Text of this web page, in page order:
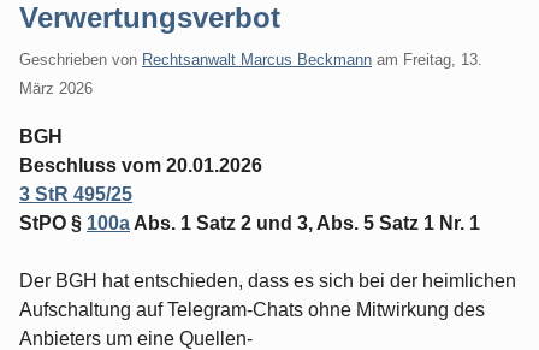
Verwertungsverbot
Geschrieben von Rechtsanwalt Marcus Beckmann am Freitag, 13.
März 2026
BGH
Beschluss vom 20.01.2026
3 StR 495/25
StPO § 100a Abs. 1 Satz 2 und 3, Abs. 5 Satz 1 Nr. 1
Der BGH hat entschieden, dass es sich bei der heimlichen
Aufschaltung auf Telegram-Chats ohne Mitwirkung des
Anbieters um eine Quellen-